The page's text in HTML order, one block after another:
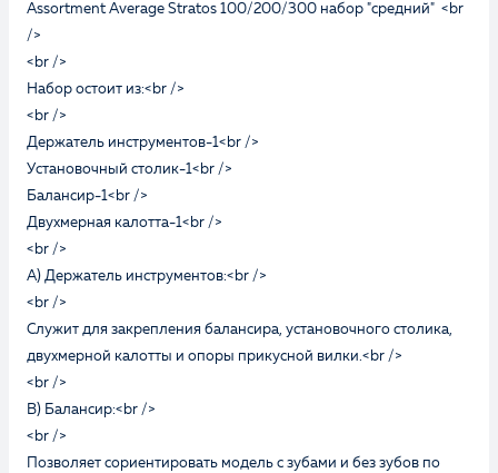
конфиденциальности
Отправить
Assortment Average Stratos 100/200/300 набор "средний" <br
/>
<br />
Набор остоит из:<br />
<br />
Держатель инструментов-1<br />
Установочный столик-1<br />
Балансир-1<br />
Двухмерная калотта-1<br />
<br />
А) Держатель инструментов:<br />
<br />
Служит для закрепления балансира, установочного столика,
двухмерной калотты и опоры прикусной вилки.<br />
<br />
B) Балансир:<br />
<br />
Позволяет сориентировать модель с зубами и без зубов по